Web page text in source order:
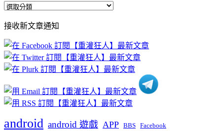
全
文
章
分
類
接收新文章通知
android android 遊戲 APP BBS Facebook